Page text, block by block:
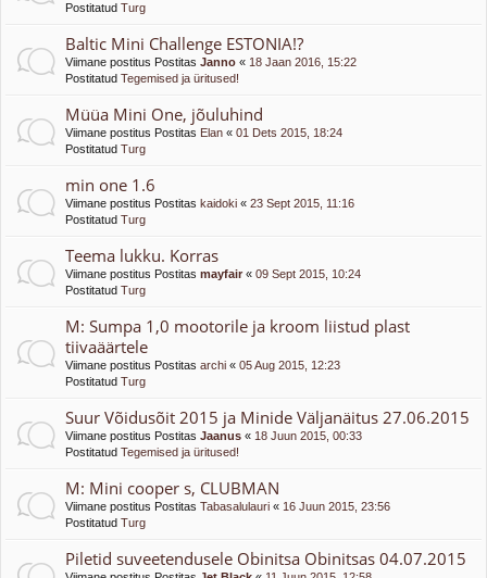
Postitatud Turg
Baltic Mini Challenge ESTONIA!?
Viimane postitus Postitas Janno « 18 Jaan 2016, 15:22
Postitatud Tegemised ja üritused!
Müüa Mini One, jõuluhind
Viimane postitus Postitas Elan « 01 Dets 2015, 18:24
Postitatud Turg
min one 1.6
Viimane postitus Postitas kaidoki « 23 Sept 2015, 11:16
Postitatud Turg
Teema lukku. Korras
Viimane postitus Postitas mayfair « 09 Sept 2015, 10:24
Postitatud Turg
M: Sumpa 1,0 mootorile ja kroom liistud plast
tiivaäärtele
Viimane postitus Postitas archi « 05 Aug 2015, 12:23
Postitatud Turg
Suur Võidusõit 2015 ja Minide Väljanäitus 27.06.2015
Viimane postitus Postitas Jaanus « 18 Juun 2015, 00:33
Postitatud Tegemised ja üritused!
M: Mini cooper s, CLUBMAN
Viimane postitus Postitas Tabasalulauri « 16 Juun 2015, 23:56
Postitatud Turg
Piletid suveetendusele Obinitsa Obinitsas 04.07.2015